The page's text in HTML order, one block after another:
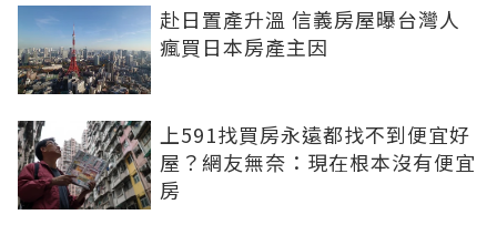
赴日置產升溫 信義房屋曝台灣人
瘋買日本房產主因
上591找買房永遠都找不到便宜好
屋？網友無奈：現在根本沒有便宜
房